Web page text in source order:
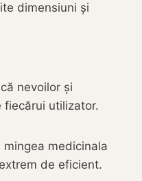
dimensiuni și
nevoilor și
fiecărui utilizator.
medicinala
de eficient.